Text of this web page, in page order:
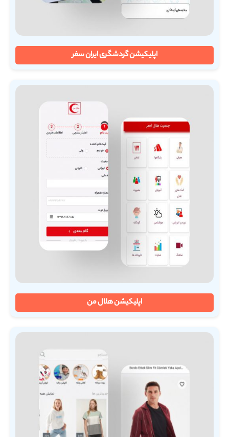
اپلیکیشن گردشگری ایران سفر
اپلیکیشن هلال من